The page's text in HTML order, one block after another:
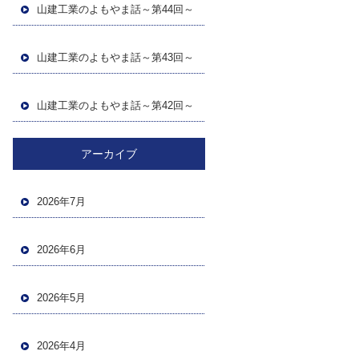
山建工業のよもやま話～第44回～
山建工業のよもやま話～第43回～
山建工業のよもやま話～第42回～
アーカイブ
2026年7月
2026年6月
2026年5月
2026年4月